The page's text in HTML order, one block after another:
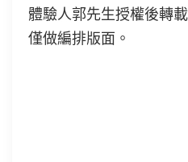
體驗人郭先生授權後轉
僅做編排版面。